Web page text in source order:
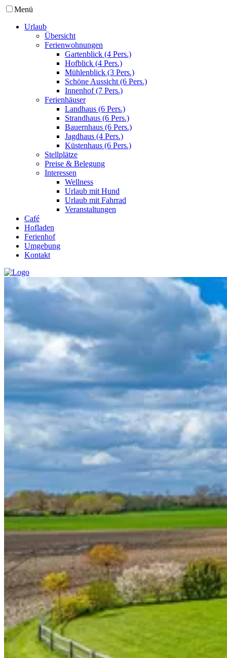
Menü
Urlaub
Übersicht
Ferienwohnungen
Gartenblick (4 Pers.)
Hofblick (4 Pers.)
Mühlenblick (3 Pers.)
Schöne Aussicht (6 Pers.)
Innenhof (7 Pers.)
Ferienhäuser
Landhaus (6 Pers.)
Strandhaus (6 Pers.)
Bauernhaus (6 Pers.)
Jagdhaus (4 Pers.)
Küstenhaus (6 Pers.)
Stellplätze
Preise & Belegung
Interessen
Wellness
Urlaub mit Hund
Urlaub mit Fahrrad
Veranstaltungen
Café
Hofladen
Ferienhof
Umgebung
Kontakt